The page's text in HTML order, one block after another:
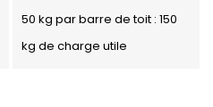
50 kg par barre de toit : 150
kg de charge utile